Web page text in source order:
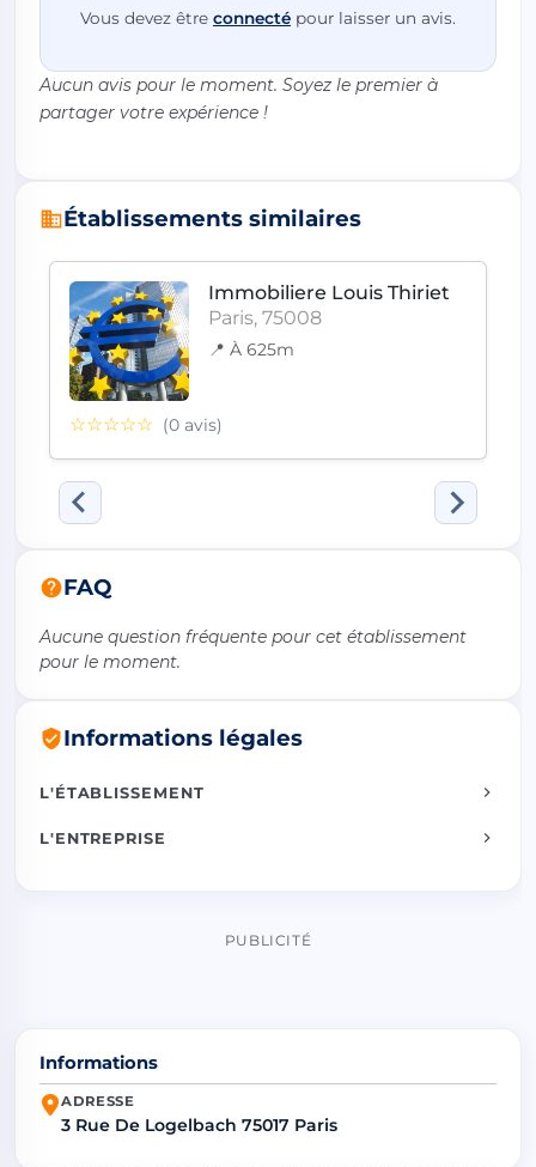
Vous devez être connecté pour laisser un avis.
Aucun avis pour le moment. Soyez le premier à
partager votre expérience !
Établissements similaires
Immobiliere Louis Thiriet
Paris, 75008
📍 À 625m
☆☆☆☆☆ (0 avis)
FAQ
Aucune question fréquente pour cet établissement
pour le moment.
Informations légales
L'ÉTABLISSEMENT
L'ENTREPRISE
PUBLICITÉ
Informations
ADRESSE
3 Rue De Logelbach 75017 Paris